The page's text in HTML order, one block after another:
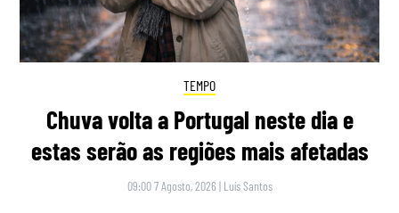
TEMPO
Chuva volta a Portugal neste dia e
estas serão as regiões mais afetadas
09:00 7 Agosto, 2026 | Luís Santos